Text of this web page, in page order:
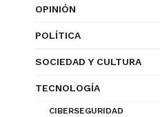
OPINIÓN
POLÍTICA
SOCIEDAD Y CULTURA
TECNOLOGÍA
CIBERSEGURIDAD